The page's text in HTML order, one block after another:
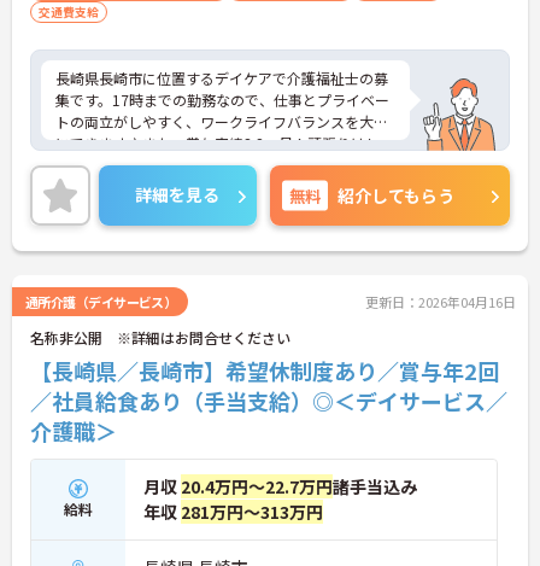
交通費支給
長崎県長崎市に位置するデイケアで介護福祉士の募
集です。17時までの勤務なので、仕事とプライベー
トの両立がしやすく、ワークライフバランスを大切
にできます♪また、賞与実績3.2ヶ月！頑張りはしっ
かりと評価され還元されます！ご興味のある方はご
面接のポイントお伝えしますのでご気軽にお問い合
わせください。
詳細を見る 無料 紹介してもらう
通所介護（デイサービス） 更新日：2026年04月16日
名称非公開 ※詳細はお問合せください
【長崎県／長崎市】希望休制度あり／賞与年2回
／社員給食あり（手当支給）◎＜デイサービス／
介護職＞
給料
月収 20.4万円～22.7万円諸手当込み
年収 281万円～313万円